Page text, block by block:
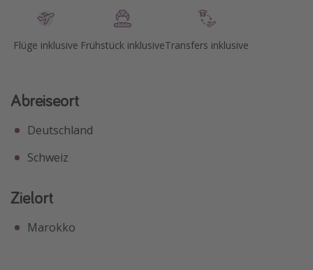
Flüge inklusive Frühstück inklusiveTransfers inklusive
Abreiseort
Deutschland
Schweiz
Zielort
Marokko